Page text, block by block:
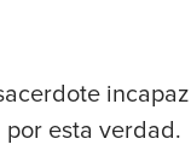
incapaz
esta verdad.